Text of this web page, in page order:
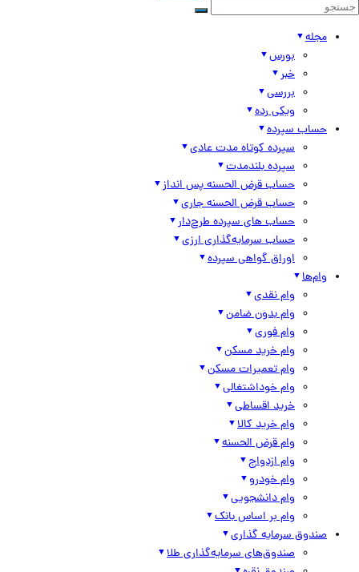
مجله
بورس
خبر
بررسی
ویکی رده
حساب سپرده
سپرده کوتاه مدت عادی
سپرده بلندمدت
حساب قرض الحسنه پس انداز
حساب قرض الحسنه جاری
حساب های سپرده طرح‌دار
حساب سرمایه‌گذاری ارزی
اوراق گواهی سپرده
وام‌ها
وام نقدی
وام بدون ضامن
وام فوری
وام خرید مسکن
وام تعمیرات مسکن
وام خوداشتغالی
خرید اقساطی
وام خرید کالا
وام قرض الحسنه
وام ازدواج
وام خودرو
وام دانشجویی
وام بر اساس بانک
صندوق سرمایه گذاری
صندوق‌های سرمایه‌گذاری طلا